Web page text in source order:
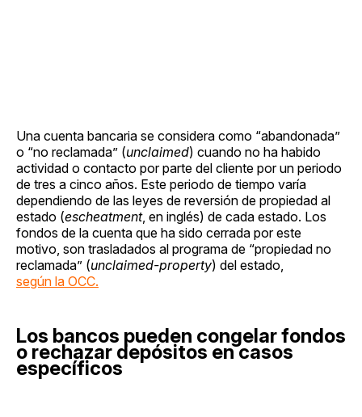
Una cuenta bancaria se considera como “abandonada”
o “no reclamada” (unclaimed) cuando no ha habido
actividad o contacto por parte del cliente por un periodo
de tres a cinco años. Este periodo de tiempo varía
dependiendo de las leyes de reversión de propiedad al
estado (escheatment, en inglés) de cada estado. Los
fondos de la cuenta que ha sido cerrada por este
motivo, son trasladados al programa de “propiedad no
reclamada” (unclaimed-property) del estado,
según la OCC.
Los bancos pueden congelar fondos
o rechazar depósitos en casos
específicos